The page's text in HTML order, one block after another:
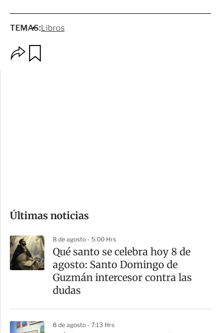
TEMAS:Libros
m
a
r
t
Últimas noticias
8 de agosto - 5:00 Hrs
Qué santo se celebra hoy 8 de
agosto: Santo Domingo de
Guzmán intercesor contra las
dudas
8 de agosto - 7:13 Hrs